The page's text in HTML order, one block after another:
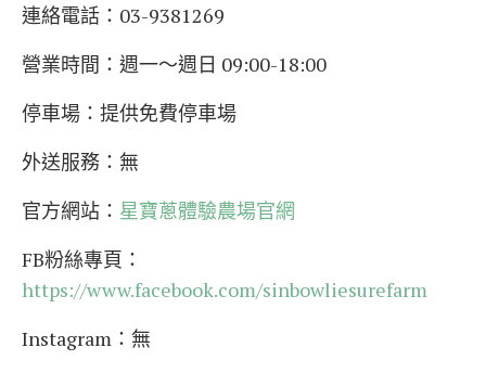
連絡電話：03-9381269
營業時間：週一～週日 09:00-18:00
停車場：提供免費停車場
外送服務：無
官方網站： 星寶蔥體驗農場官網
FB粉絲專頁：
https://www.facebook.com/sinbowliesurefarm
Instagram：無